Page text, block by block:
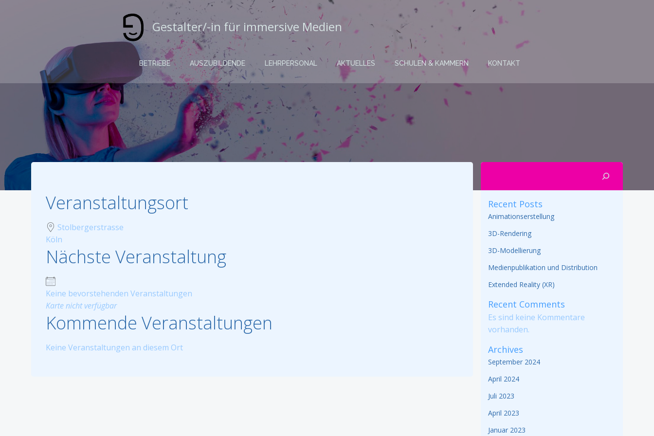
Gestalter/-in für immersive Medien
BETRIEBE AUSZUBILDENDE LEHRPERSONAL AKTUELLES SCHULEN & KAMMERN KONTAKT
Veranstaltungsort
Stolbergerstrasse
Köln
Nächste Veranstaltung
Keine bevorstehenden Veranstaltungen
Karte nicht verfügbar
Kommende Veranstaltungen
Keine Veranstaltungen an diesem Ort
Suchen
Recent Posts
Animationserstellung
3D-Rendering
3D-Modellierung
Medienpublikation und Distribution
Extended Reality (XR)
Recent Comments
Es sind keine Kommentare
vorhanden.
Archives
September 2024
April 2024
Juli 2023
April 2023
Januar 2023